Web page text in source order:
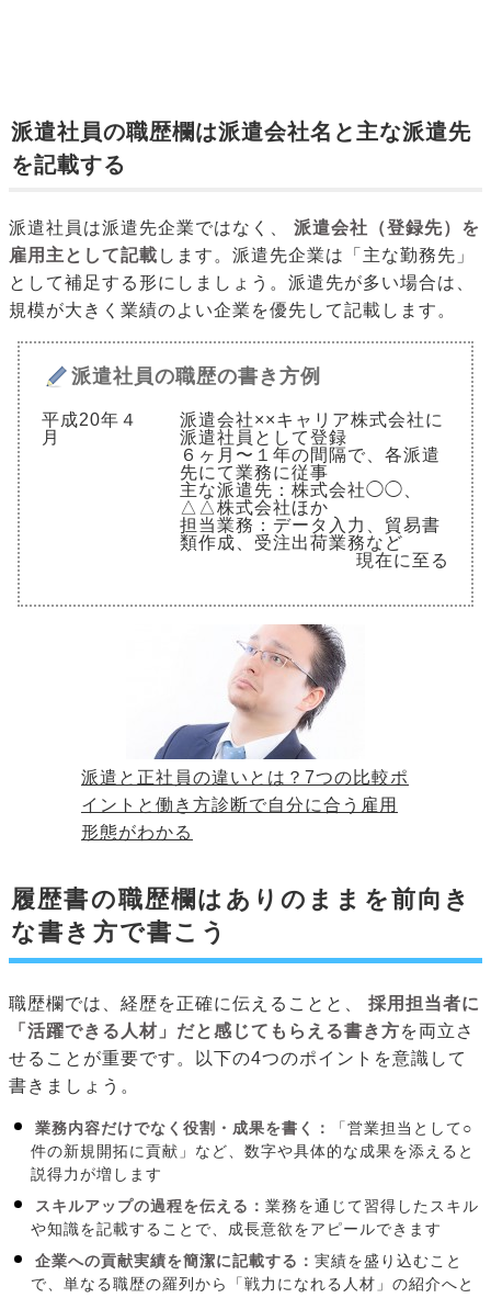
派遣社員の職歴欄は派遣会社名と主な派遣先
を記載する
派遣社員は派遣先企業ではなく、
派遣会社（登録先）を
雇用主として記載 します。派遣先企業は「主な勤務先」
として補足する形にしましょう。派遣先が多い場合は、
規模が大きく業績のよい企業を優先して記載します。
派遣社員の職歴の書き方例
平成20年４
月
派遣会社××キャリア株式会社に
派遣社員として登録
６ヶ月〜１年の間隔で、各派遣
先にて業務に従事
主な派遣先：株式会社◯◯、
△△株式会社ほか
担当業務：データ入力、貿易書
類作成、受注出荷業務など
現在に至る
派遣と正社員の違いとは？7つの比較ポ
イントと働き方診断で自分に合う雇用
形態がわかる
履歴書の職歴欄はありのままを前向き
な書き方で書こう
職歴欄では、経歴を正確に伝えることと、
採用担当者に
「活躍できる人材」だと感じてもらえる書き方を両立さ
せることが重要です。以下の4つのポイントを意識して
書きましょう。
業務内容だけでなく役割・成果を書く：
「営業担当として○
件の新規開拓に貢献」など、数字や具体的な成果を添えると
説得力が増します
スキルアップの過程を伝える：業務を通じて習得したスキル
や知識を記載することで、成長意欲をアピールできます
企業への貢献実績を簡潔に記載する：実績を盛り込むこと
で、単なる職歴の羅列から「戦力になれる人材」の紹介へと